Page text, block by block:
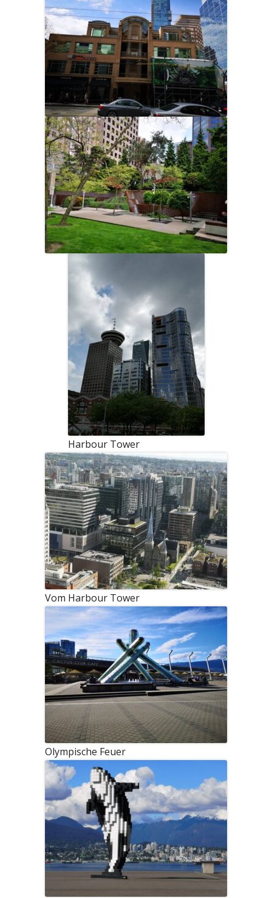
Harbour Tower
Vom Harbour Tower
Olympische Feuer